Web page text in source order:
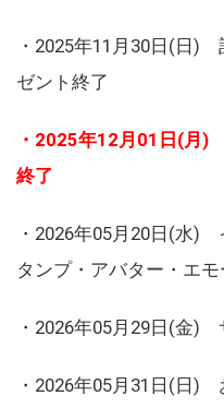
・2025年11月30日(日)
ゼント終了
・2025年12月01日(月)
終了
・2026年05月20日(水)
タンプ・アバター・エ
・2026年05月29日(金)
・2026年05月31日(日)